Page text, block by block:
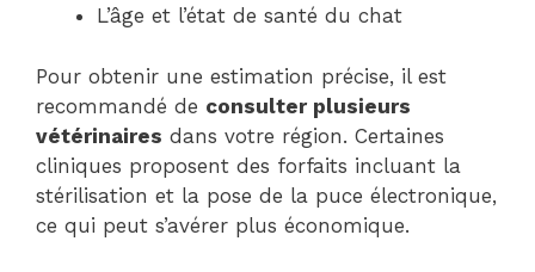
L’âge et l’état de santé du chat
Pour obtenir une estimation précise, il est
recommandé de consulter plusieurs
vétérinaires dans votre région. Certaines
cliniques proposent des forfaits incluant la
stérilisation et la pose de la puce électronique,
ce qui peut s’avérer plus économique.